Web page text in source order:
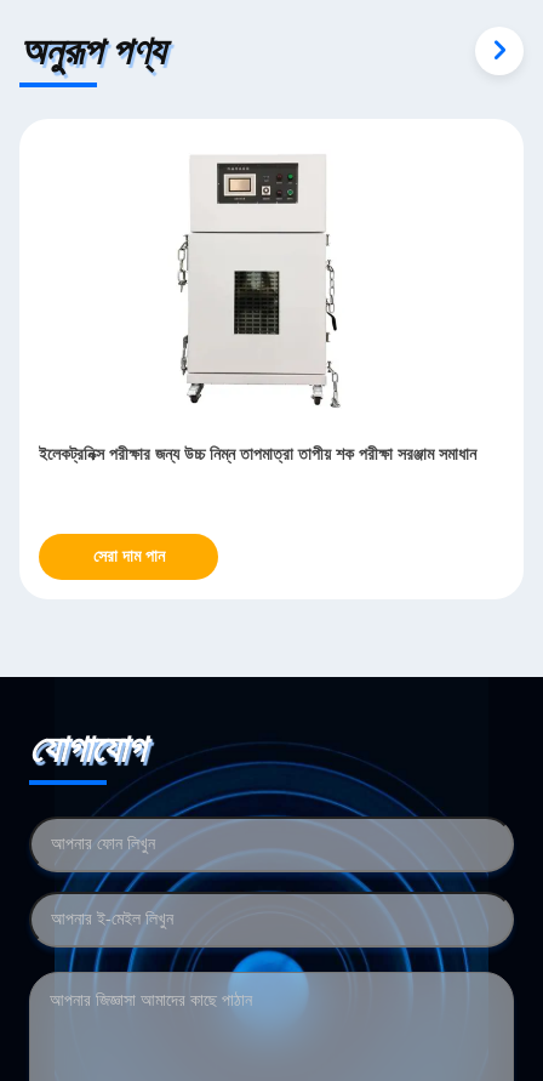
অনুরূপ পণ্য
ইলেকট্রনিক্স পরীক্ষার জন্য উচ্চ নিম্ন তাপমাত্রা তাপীয় শক পরীক্ষা সরঞ্জাম সমাধান
সেরা দাম পান
যোগাযোগ